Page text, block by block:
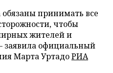
принимать все
чтобы
жителей и
заявила официальный
Марта УртадоРИА